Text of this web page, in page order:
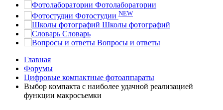
Фотолаборатории
Фотостудии NEW
Школы фотографий
Словарь
Вопросы и ответы
Главная
Форумы
Цифровые компактные фотоаппараты
Выбор компакта с наиболее удачной реализацией
функции макросъемки